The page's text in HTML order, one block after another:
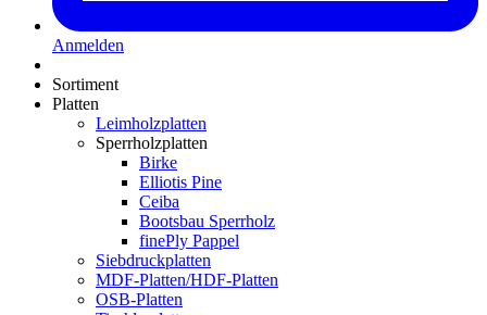
Anmelden
Sortiment
Platten
Leimholzplatten
Sperrholzplatten
Birke
Elliotis Pine
Ceiba
Bootsbau Sperrholz
finePly Pappel
Siebdruckplatten
MDF-Platten/HDF-Platten
OSB-Platten